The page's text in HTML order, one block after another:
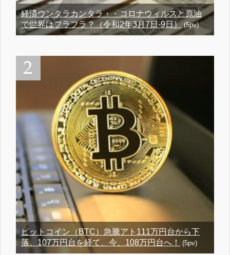
経済ウンタラカンタラ・・コロナウィルスと原油
で世界はフラフラ？（令和2年3月7日-9日） (5pv)
ビットコイン（BTC）急騰アト111万円台から下
落、107万円台を経て、今、108万円台へ！
(5pv)